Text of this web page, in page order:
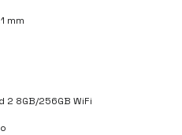
mm
2 8GB/256GB WiFi